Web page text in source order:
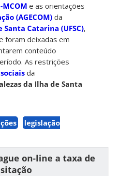
MCOM e as orientações
(AGECOM) da
Catarina (UFSC),
foram deixadas em
conteúdo
As restrições
da
da Ilha de Santa
legislação
on-line a taxa de